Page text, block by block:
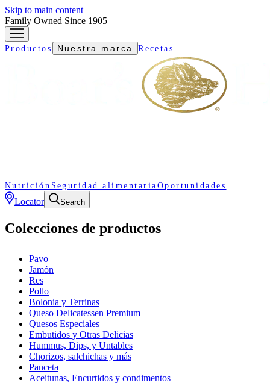
Skip to main content
Family Owned Since 1905
Productos Nuestra marca Recetas
Nutrición Seguridad alimentaria Oportunidades
Locator Search
Colecciones de productos
Pavo
Jamón
Res
Pollo
Bolonia y Terrinas
Queso Delicatessen Premium
Quesos Especiales
Embutidos y Otras Delicias
Hummus, Dips, y Untables
Chorizos, salchichas y más
Panceta
Aceitunas, Encurtidos y condimentos